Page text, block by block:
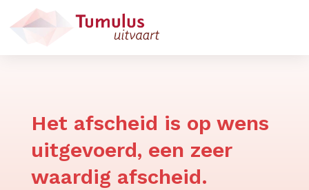
Het afscheid is op wens
uitgevoerd, een zeer
waardig afscheid.